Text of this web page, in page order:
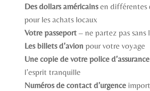
Des dollars américainsen différentes
pour les achats locaux
Votre passeport – ne partez pas sans
Les billets d’avion pour votre voyage
Une copie de votre police d’assurance
l’esprit tranquille
Numéros de contact d’urgence